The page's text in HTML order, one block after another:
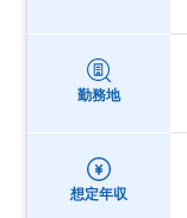
勤務地
想定年収